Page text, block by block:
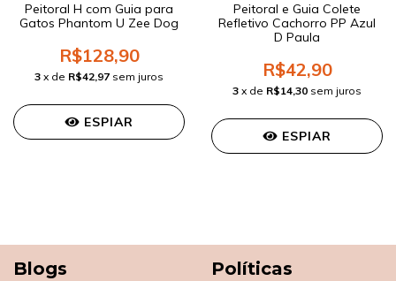
Peitoral H com Guia para
Gatos Phantom U Zee Dog
R$128,90
3 x de R$42,97 sem juros
ESPIAR
Peitoral e Guia Colete
Refletivo Cachorro PP Azul
D Paula
R$42,90
3 x de R$14,30 sem juros
ESPIAR
Blogs Políticas